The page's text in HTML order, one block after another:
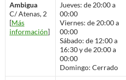
Ambigua
C/ Atenas, 2
[Más
información]
Jueves: de 20:00 a
00:00
Viernes: de 20:00 a
00:00
Sábado: de 12:00 a
16:30 y de 20:00 a
00:00
Domingo: Cerrado